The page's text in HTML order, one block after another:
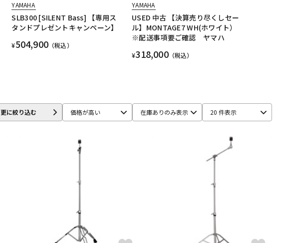
YAMAHA
SLB300 [SILENT Bass] 【専用ス
タンドプレゼントキャンペーン】
¥504,900 （税込）
YAMAHA
USED 中古 【決算売り尽くしセー
ル】MONTAGE7 WH(ホワイト）
※配送事項要ご確認 ヤマハ
¥318,000（税込）
更に絞り込む 価格が高い 在庫ありのみ表示 20 件表示